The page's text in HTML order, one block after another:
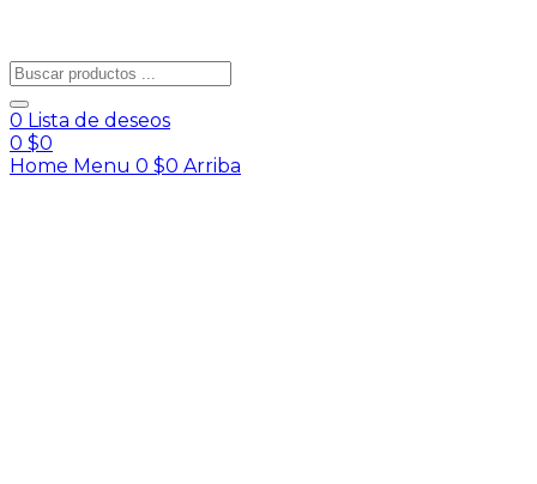
0 Lista de deseos
0 $0
Home Menu 0 $0 Arriba